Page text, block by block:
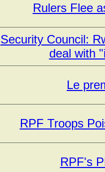
Rulers Flee
Security Council:
deal with
Le
RPF Troops
RPF's